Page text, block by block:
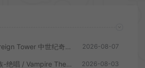
君王之塔 / Sovereign Tower 中世纪奇幻模拟RPG游戏 2026-08-07
吸血鬼：避世血族-绝唱 / Vampire The Masquerade Swansong 2026-08-03